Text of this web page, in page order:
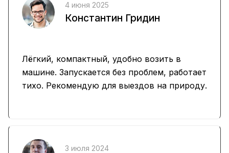
4 июня 2025
Константин Гридин
Лёгкий, компактный, удобно возить в
машине. Запускается без проблем, работает
тихо. Рекомендую для выездов на природу.
3 июля 2024